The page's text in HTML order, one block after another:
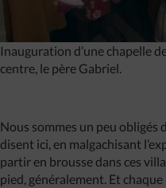
Inauguration d’une chapelle
centre, le père Gabriel.
Nous sommes un peu obligés
disent ici, en malgachisant
partir en brousse dans ces
pied, généralement. Et